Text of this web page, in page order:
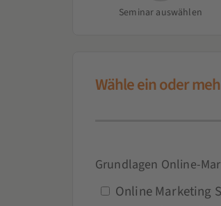
Seminar auswählen
Wähle ein oder
Grundlagen Online-
Online Marketing